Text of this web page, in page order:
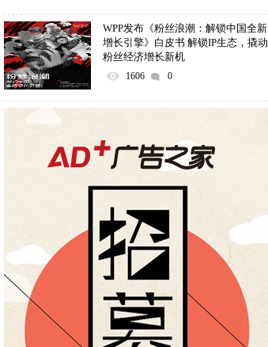
WPP发布《粉丝浪潮：解锁中国全新
增长引擎》白皮书 解锁IP生态，撬动
粉丝经济增长新机
1606 0